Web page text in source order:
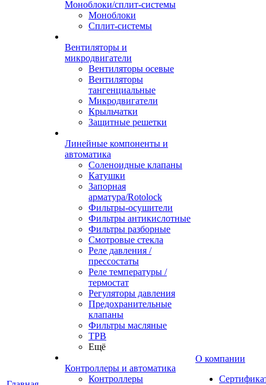
Моноблоки/сплит-системы
Моноблоки
Сплит-системы
Вентиляторы и
микродвигатели
Вентиляторы осевые
Вентиляторы
тангенциальные
Микродвигатели
Крыльчатки
Защитные решетки
Линейные компоненты и
автоматика
Соленоидные клапаны
Катушки
Запорная
арматура/Rotolock
Фильтры-осушители
Фильтры антикислотные
Фильтры разборные
Смотровые стекла
Реле давления /
прессостаты
Реле температуры /
термостат
Регуляторы давления
Предохранительные
клапаны
Фильтры масляные
ТРВ
Ещё
Контроллеры и автоматика
Контроллеры
О компании